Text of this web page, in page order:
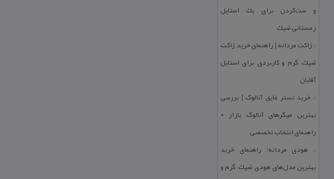
و ست‌كردن برای یك استایل
زمستانی شیك
::ژاكت مردانه | راهنمای خرید ژاكت
شیك، گرم و كاربردی برای استایل
آقایان
:: خرید تستر عایق آنالوگ | بررسی
بهترین میگرهای آنالوگ بازار +
راهنمای انتخاب تخصصی
:: هودی مردانه؛ راهنمای خرید
بهترین مدل‌های هودی شیك، گرم و